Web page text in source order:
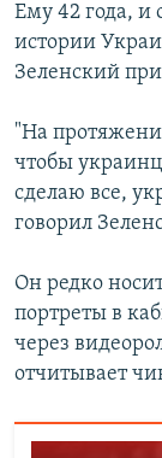
Ему 42 года, и
истории
Зеленский
"На
чтобы
сделаю все,
говорил
Он редко
портреты в
через
отчитывает